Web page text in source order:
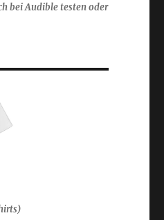
bei Audible testen oder